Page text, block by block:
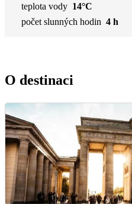
teplota vody 14°C
počet slunných hodin 4 h
O destinaci